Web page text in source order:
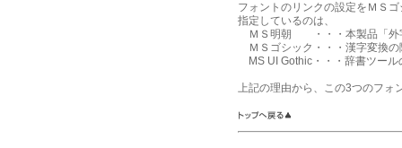
フォントのリンクの設定をＭＳ
指定しているのは、
ＭＳ明朝 ・・・本製品「外字
ＭＳゴシック・・・漢字変換の
MS UI Gothic・・・辞書ツール
上記の理由から、この3つのフォ